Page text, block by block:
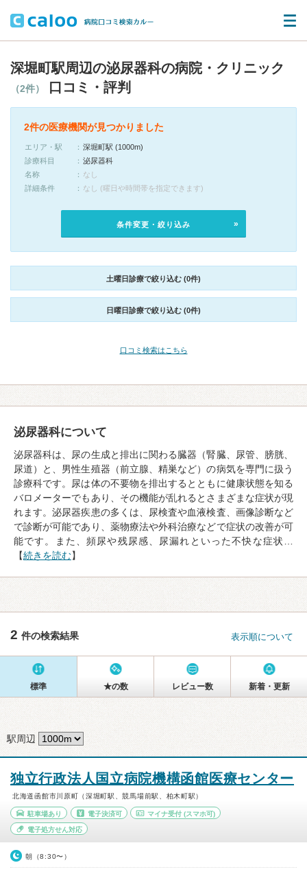
深堀町駅周辺の泌尿器科の病院・クリニック
（2件） 口コミ・評判
2件の医療機関が見つかりました
エリア・駅
深堀町駅 (1000m)
診療科目
泌尿器科
名称
なし
詳細条件
なし (曜日や時間帯を指定できます)
条件変更・絞り込み
土曜日診療で絞り込む (0件)
日曜日診療で絞り込む (0件)
口コミ検索はこちら
泌尿器科について
泌尿器科は、尿の生成と排出に関わる臓器（腎臓、尿管、膀胱、
尿道）と、男性生殖器（前立腺、精巣など）の病気を専門に扱う
診療科です。尿は体の不要物を排出するとともに健康状態を知る
バロメーターでもあり、その機能が乱れるとさまざまな症状が現
れます。泌尿器疾患の多くは、尿検査や血液検査、画像診断など
で診断が可能であり、薬物療法や外科治療などで症状の改善が可
能です。また、頻尿や残尿感、尿漏れといった不快な症状…
【続きを読む】
2 件の検索結果 表示順について
標準 ★の数 レビュー数 新着・更新
駅周辺
独立行政法人国立病院機構函館医療センター
北海道函館市川原町（深堀町駅、競馬場前駅、柏木町駅）
駐車場あり 電子決済可 マイナ受付 (スマホ可)
電子処方せん対応
朝（8:30〜）